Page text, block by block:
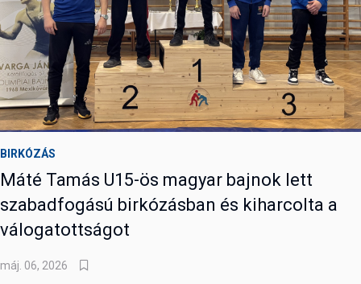
BIRKÓZÁS
Máté Tamás U15-ös magyar bajnok lett
szabadfogású birkózásban és kiharcolta a
válogatottságot
máj. 06, 2026